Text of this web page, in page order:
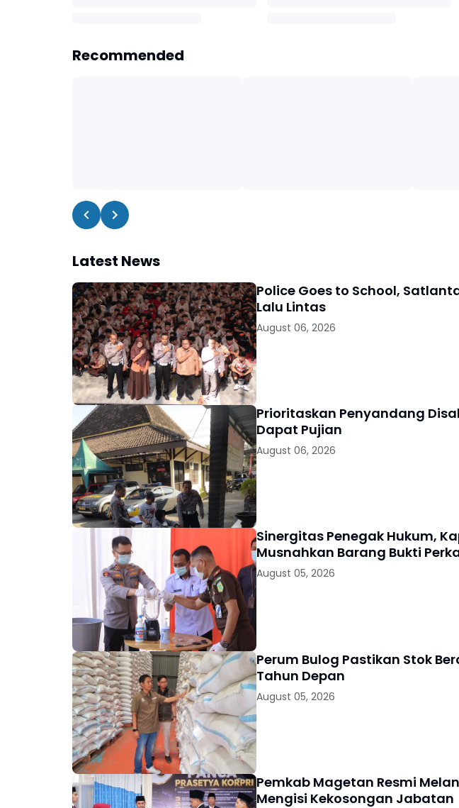
Recommended
Latest News
Police Goes to School,
Lalu Lintas
August 06, 2026
Prioritaskan Penyandang
Dapat Pujian
August 06, 2026
Sinergitas Penegak Hukum,
Musnahkan Barang Bukti
August 05, 2026
Perum Bulog Pastikan Stok
Tahun Depan
August 05, 2026
Pemkab Magetan Resmi
Mengisi Kekosongan Jabatan